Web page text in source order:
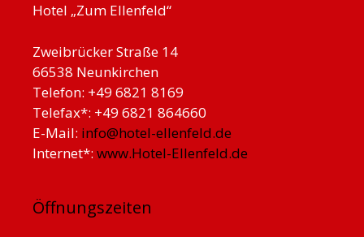
Hotel „Zum Ellenfeld“
Zweibrücker Straße 14
66538 Neunkirchen
Telefon: +49 6821 8169
Telefax*: +49 6821 864660
E-Mail: info@hotel-ellenfeld.de
Internet*: www.Hotel-Ellenfeld.de
Öffnungszeiten